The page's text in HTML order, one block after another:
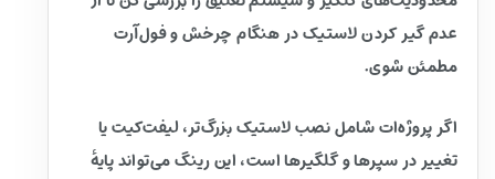
عدم گیر کردن لاستیک در هنگام چرخش و فول‌آرت
مطمئن شوی.
اگر پروژه‌ات شامل نصب لاستیک بزرگ‌تر، لیفت‌کیت یا
تغییر در سپرها و گلگیرها است، این رینگ می‌تواند پایهٔ